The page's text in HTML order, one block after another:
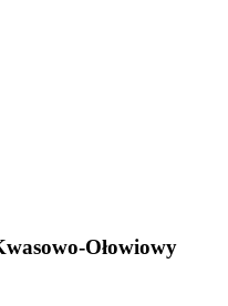
Ołowiowy